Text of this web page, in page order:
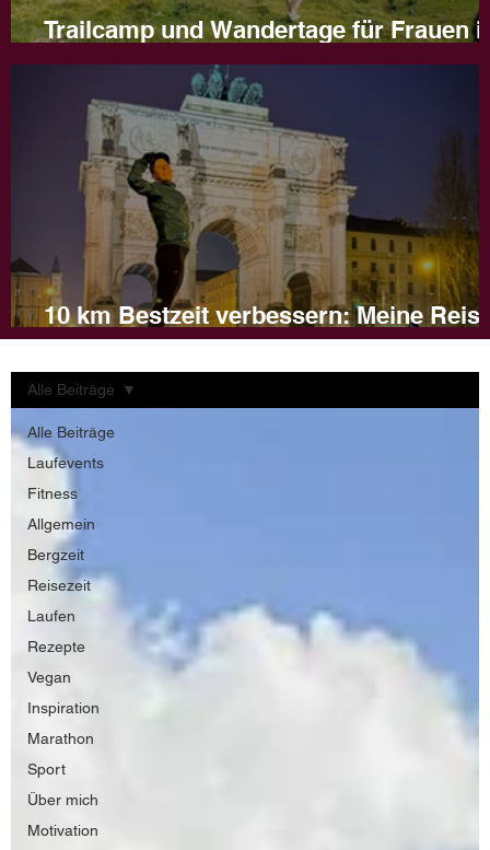
Trailcamp und Wandertage für Frauen
Naturns
10 km Bestzeit verbessern: Meine
und Tipps für dein Training
Alle Beiträge
Laufevents
Fitness
Allgemein
Bergzeit
Reisezeit
Laufen
Rezepte
Vegan
Inspiration
Marathon
Sport
Über mich
Motivation
Alle Beiträge